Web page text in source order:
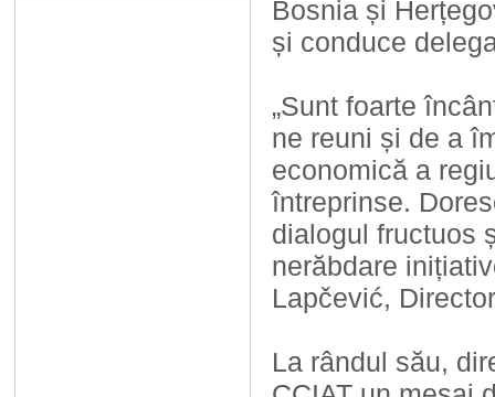
Bosnia și
și conduce
„Sunt foarte
ne reuni și de a
economică a
întreprinse.
dialogul fructuos
nerăbdare
Lapčević,
La rândul său,